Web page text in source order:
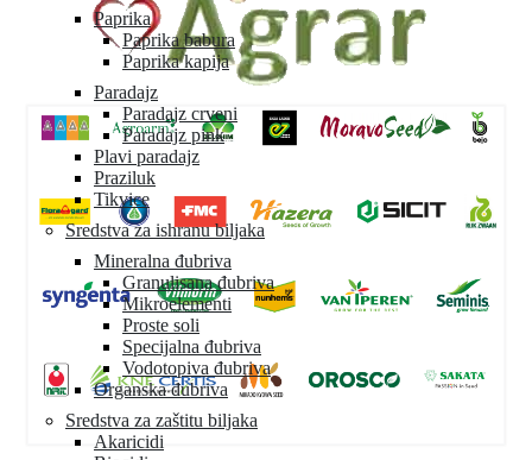
Paprika
Paprika babura
Paprika kapija
Paradajz
Paradajz crveni
Paradajz pink
Plavi paradajz
Praziluk
Tikvice
Sredstva za ishranu biljaka
Mineralna đubriva
Granulisana đubriva
Mikroelementi
Proste soli
Specijalna đubriva
Vodotopiva đubriva
Organska đubriva
Sredstva za zaštitu biljaka
Akaricidi